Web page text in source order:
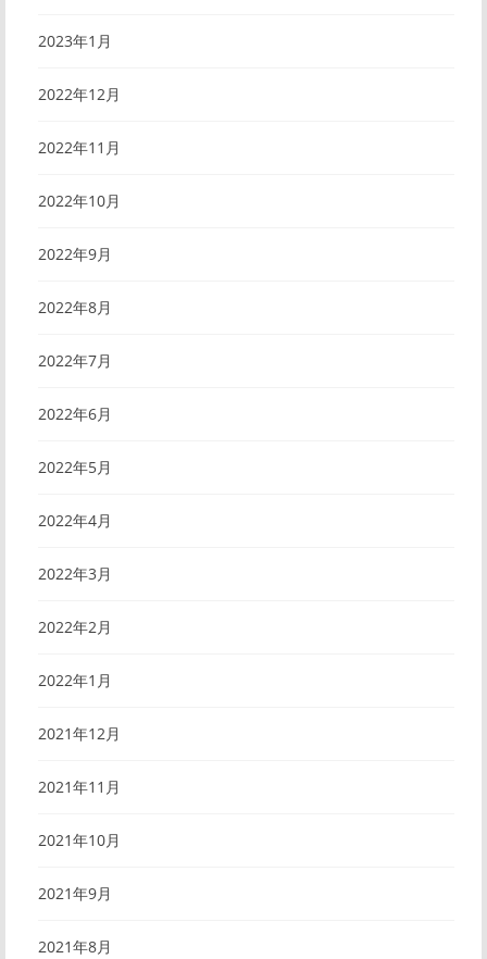
2023年1月
2022年12月
2022年11月
2022年10月
2022年9月
2022年8月
2022年7月
2022年6月
2022年5月
2022年4月
2022年3月
2022年2月
2022年1月
2021年12月
2021年11月
2021年10月
2021年9月
2021年8月